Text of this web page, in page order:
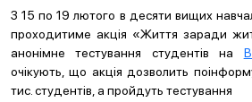
З 15 по 19 лютого в десяти вищих
проходитиме акція «Життя заради
анонімне тестування студентів на
очікують, що акція дозволить
тис. студентів, а пройдуть тестування